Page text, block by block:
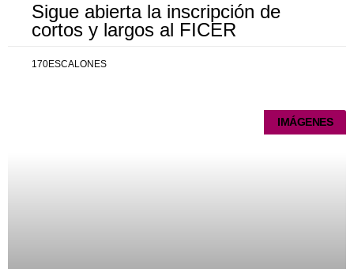
Sigue abierta la inscripción de
cortos y largos al FICER
170ESCALONES
IMÁGENES